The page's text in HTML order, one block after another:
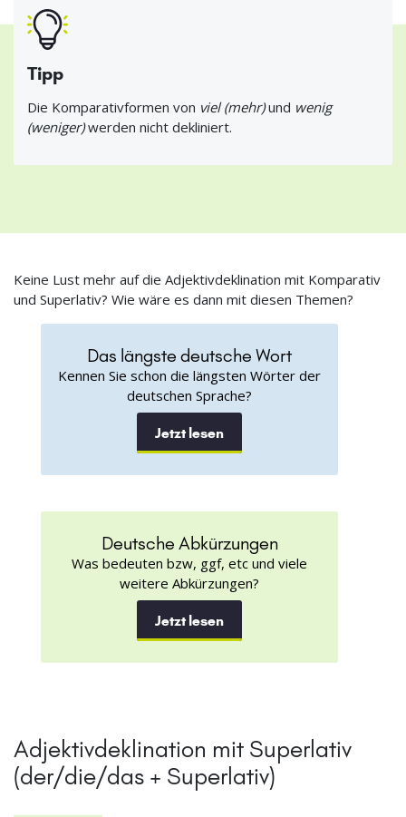
Tipp
Die Komparativformen von viel (mehr)und wenig
(weniger)werden nicht dekliniert.
Keine Lust mehr auf die Adjektivdeklination mit Komparativ
und Superlativ? Wie wäre es dann mit diesen Themen?
Das längste deutsche Wort
Kennen Sie schon die längsten Wörter der
deutschen Sprache?
Jetzt lesen
Deutsche Abkürzungen
Was bedeuten bzw, ggf, etc und viele
weitere Abkürzungen?
Jetzt lesen
Adjektivdeklination mit Superlativ
(der/die/das + Superlativ)